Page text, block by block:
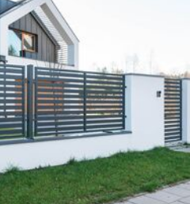
akcesoria